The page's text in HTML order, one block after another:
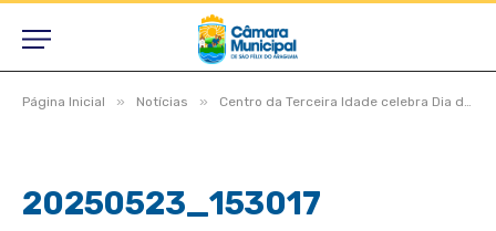
Página Inicial » Notícias » Centro da Terceira Idade celebra Dia das Mães com tarde de alegria e homenagens
20250523_153017